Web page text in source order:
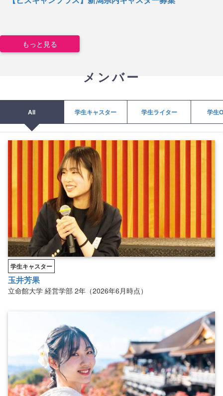
もっと見る
メンバー
All 学生キャスター 学生ライター 学生
学生キャスター
玉井芳果
立命館大学 経営学部 2年（2026年6月時点）